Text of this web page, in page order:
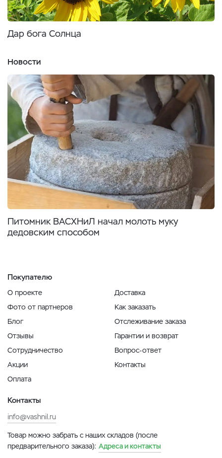
Дар бога Солнца
Новости
Питомник ВАСХНиЛ начал молоть муку
дедовским способом
Покупателю
О проекте
Фото от партнеров
Блог
Отзывы
Сотрудничество
Акции
Оплата
Доставка
Как заказать
Отслеживание заказа
Гарантии и возврат
Вопрос-ответ
Контакты
Контакты
info@vashnil.ru
Товар можно забрать с наших складов (после
предварительного заказа): Адреса и контакты